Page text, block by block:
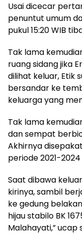
Usai dicecar
penuntut umum
pukul 15:20 WIB
Tak lama
ruang sidang jika
dilihat keluar, Etik
bersandar ke
keluarga yang
Tak lama
dan sempat
Akhirnya
periode 2021-
Saat dibawa
kirinya, sambil
ke gedung
hijau stabilo BK
Malahayati,” ucap